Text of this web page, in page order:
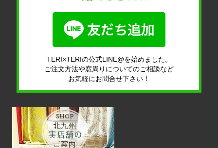
TERI×TERIの公式LINE@を始めました。
ご注文方法や窓周りについてのご相談など
お気軽にお問合せ下さい！